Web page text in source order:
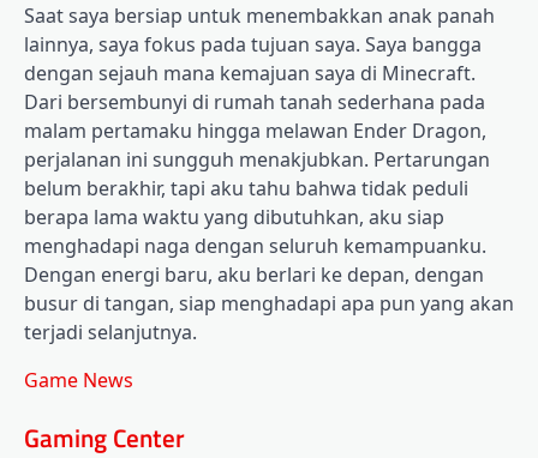
Saat saya bersiap untuk menembakkan anak panah
lainnya, saya fokus pada tujuan saya. Saya bangga
dengan sejauh mana kemajuan saya di Minecraft.
Dari bersembunyi di rumah tanah sederhana pada
malam pertamaku hingga melawan Ender Dragon,
perjalanan ini sungguh menakjubkan. Pertarungan
belum berakhir, tapi aku tahu bahwa tidak peduli
berapa lama waktu yang dibutuhkan, aku siap
menghadapi naga dengan seluruh kemampuanku.
Dengan energi baru, aku berlari ke depan, dengan
busur di tangan, siap menghadapi apa pun yang akan
terjadi selanjutnya.
Game News
Gaming Center